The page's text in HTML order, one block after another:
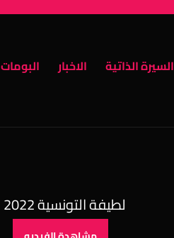
البومات الاخبار السيرة الذاتية
لطيفة التونسية 2022